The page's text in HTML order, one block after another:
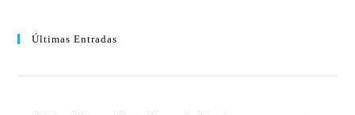
Últimas Entradas